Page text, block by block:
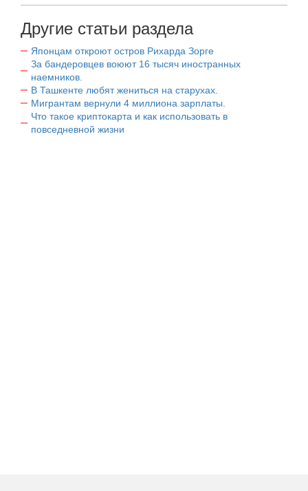
Другие статьи раздела
Японцам откроют остров Рихарда Зорге
За бандеровцев воюют 16 тысяч иностранных
наемников.
В Ташкенте любят жениться на старухах.
Мигрантам вернули 4 миллиона зарплаты.
Что такое криптокарта и как использовать в
повседневной жизни